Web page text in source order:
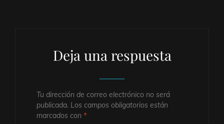
Deja una respuesta
Tu dirección de correo electrónico no será
publicada. Los campos obligatorios están
marcados con *